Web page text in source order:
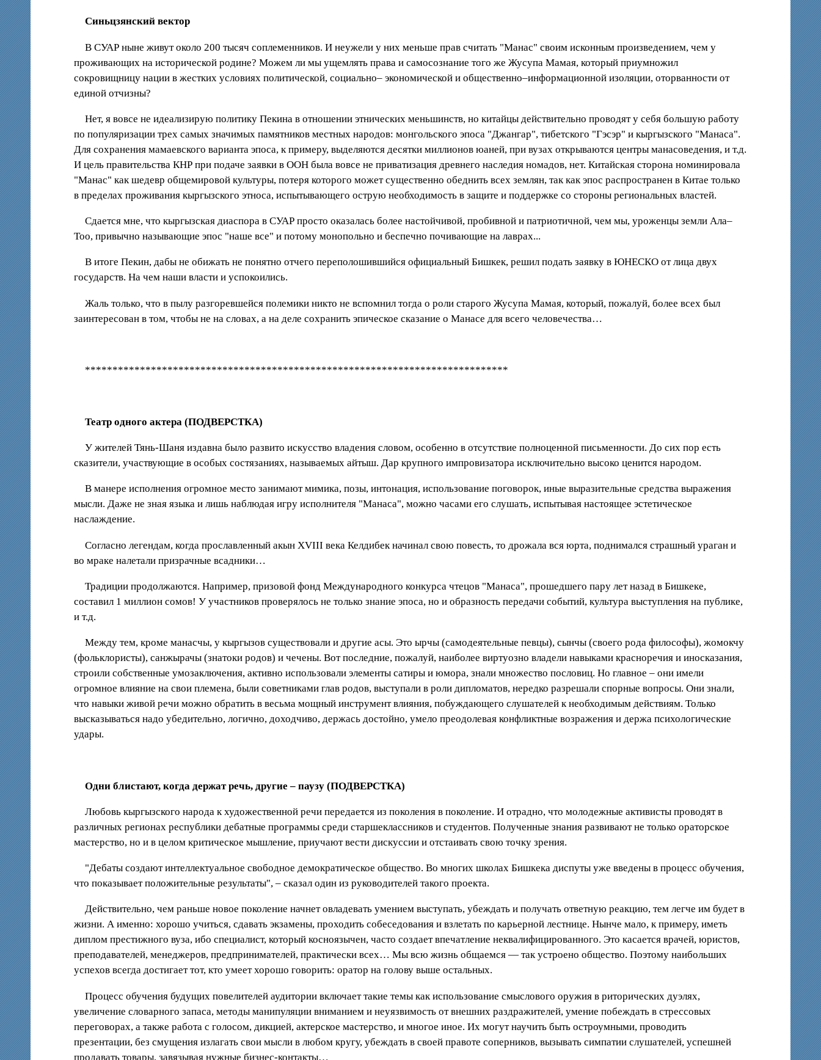
Синьцзянский вектор
В СУАР ныне живут около 200 тысяч соплеменников. И неужели у них меньше прав считать "Манас" своим исконным произведением, чем у
проживающих на исторической родине? Можем ли мы ущемлять права и самосознание того же Жусупа Мамая, который приумножил
сокровищницу нации в жестких условиях политической, социально– экономической и общественно–информационной изоляции, оторванности от
единой отчизны?
Нет, я вовсе не идеализирую политику Пекина в отношении этнических меньшинств, но китайцы действительно проводят у себя большую работу
по популяризации трех самых значимых памятников местных народов: монгольского эпоса "Джангар", тибетского "Гэсэр" и кыргызского "Манаса".
Для сохранения мамаевского варианта эпоса, к примеру, выделяются десятки миллионов юаней, при вузах открываются центры манасоведения, и т.д.
И цель правительства КНР при подаче заявки в ООН была вовсе не приватизация древнего наследия номадов, нет. Китайская сторона номинировала
"Манас" как шедевр общемировой культуры, потеря которого может существенно обеднить всех землян, так как эпос распространен в Китае только
в пределах проживания кыргызского этноса, испытывающего острую необходимость в защите и поддержке со стороны региональных властей.
Сдается мне, что кыргызская диаспора в СУАР просто оказалась более настойчивой, пробивной и патриотичной, чем мы, уроженцы земли Ала–
Тоо, привычно называющие эпос "наше все" и потому монопольно и беспечно почивающие на лаврах...
В итоге Пекин, дабы не обижать не понятно отчего переполошившийся официальный Бишкек, решил подать заявку в ЮНЕСКО от лица двух
государств. На чем наши власти и успокоились.
Жаль только, что в пылу разгоревшейся полемики никто не вспомнил тогда о роли старого Жусупа Мамая, который, пожалуй, более всех был
заинтересован в том, чтобы не на словах, а на деле сохранить эпическое сказание о Манасе для всего человечества…
*****************************************************************************
Театр одного актера (ПОДВЕРСТКА)
У жителей Тянь-Шаня издавна было развито искусство владения словом, особенно в отсутствие полноценной письменности. До сих пор есть
сказители, участвующие в особых состязаниях, называемых айтыш. Дар крупного импровизатора исключительно высоко ценится народом.
В манере исполнения огромное место занимают мимика, позы, интонация, использование поговорок, иные выразительные средства выражения
мысли. Даже не зная языка и лишь наблюдая игру исполнителя "Манаса", можно часами его слушать, испытывая настоящее эстетическое
наслаждение.
Согласно легендам, когда прославленный акын XVIII века Келдибек начинал свою повесть, то дрожала вся юрта, поднимался страшный ураган и
во мраке налетали призрачные всадники…
Традиции продолжаются. Например, призовой фонд Международного конкурса чтецов "Манаса", прошедшего пару лет назад в Бишкеке,
составил 1 миллион сомов! У участников проверялось не только знание эпоса, но и образность передачи событий, культура выступления на публике,
и т.д.
Между тем, кроме манасчы, у кыргызов существовали и другие асы. Это ырчы (самодеятельные певцы), сынчы (своего рода философы), жомокчу
(фольклористы), санжырачы (знатоки родов) и чечены. Вот последние, пожалуй, наиболее виртуозно владели навыками красноречия и иносказания,
строили собственные умозаключения, активно использовали элементы сатиры и юмора, знали множество пословиц. Но главное – они имели
огромное влияние на свои племена, были советниками глав родов, выступали в роли дипломатов, нередко разрешали спорные вопросы. Они знали,
что навыки живой речи можно обратить в весьма мощный инструмент влияния, побуждающего слушателей к необходимым действиям. Только
высказываться надо убедительно, логично, доходчиво, держась достойно, умело преодолевая конфликтные возражения и держа психологические
удары.
Одни блистают, когда держат речь, другие – паузу (ПОДВЕРСТКА)
Любовь кыргызского народа к художественной речи передается из поколения в поколение. И отрадно, что молодежные активисты проводят в
различных регионах республики дебатные программы среди старшеклассников и студентов. Полученные знания развивают не только ораторское
мастерство, но и в целом критическое мышление, приучают вести дискуссии и отстаивать свою точку зрения.
"Дебаты создают интеллектуальное свободное демократическое общество. Во многих школах Бишкека диспуты уже введены в процесс обучения,
что показывает положительные результаты", – сказал один из руководителей такого проекта.
Действительно, чем раньше новое поколение начнет овладевать умением выступать, убеждать и получать ответную реакцию, тем легче им будет в
жизни. А именно: хорошо учиться, сдавать экзамены, проходить собеседования и взлетать по карьерной лестнице. Нынче мало, к примеру, иметь
диплом престижного вуза, ибо специалист, который косноязычен, часто создает впечатление неквалифицированного. Это касается врачей, юристов,
преподавателей, менеджеров, предпринимателей, практически всех… Мы всю жизнь общаемся — так устроено общество. Поэтому наибольших
успехов всегда достигает тот, кто умеет хорошо говорить: оратор на голову выше остальных.
Процесс обучения будущих повелителей аудитории включает такие темы как использование смыслового оружия в риторических дуэлях,
увеличение словарного запаса, методы манипуляции вниманием и неуязвимость от внешних раздражителей, умение побеждать в стрессовых
переговорах, а также работа с голосом, дикцией, актерское мастерство, и многое иное. Их могут научить быть остроумными, проводить
презентации, без смущения излагать свои мысли в любом кругу, убеждать в своей правоте соперников, вызывать симпатии слушателей, успешней
продавать товары, завязывая нужные бизнес-контакты…